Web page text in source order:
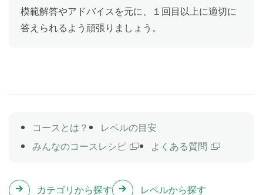
二次試験を想定した模擬試験を行います。
その後に講師がアドバイスを行います。
模範解答やアドバイスを元に、１回目以上に適切に
答えられるよう頑張りましょう。
コースとは？
レベルの目安
みんなのコースレシピ
よくある質問
カテゴリから探す
レベルから探す